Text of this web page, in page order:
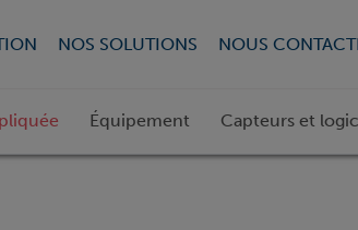
NOS SOLUTIONS NOUS
Équipement Capteurs et